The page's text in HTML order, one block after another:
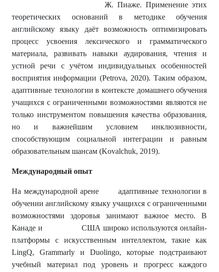
Ж. Пиаже. Применение этих
теоретических оснований в методике обучения
английскому языку даёт возможность оптимизировать
процесс усвоения лексического и грамматического
материала, развивать навыки аудирования, чтения и
устной речи с учётом индивидуальных особенностей
восприятия информации (Petrova, 2020). Таким образом,
адаптивные технологии в контексте домашнего обучения
учащихся с ограниченными возможностями являются не
только инструментом повышения качества образования,
но и важнейшим условием инклюзивности,
способствующим социальной интеграции и равным
образовательным шансам (Kovalchuk, 2019).
Международный опыт
На международной арене адаптивные технологии в
обучении английскому языку учащихся с ограниченными
возможностями здоровья занимают важное место. В
Канаде и США широко используются онлайн-
платформы с искусственным интеллектом, такие как
LingQ, Grammarly и Duolingo, которые подстраивают
учебный материал под уровень и прогресс каждого